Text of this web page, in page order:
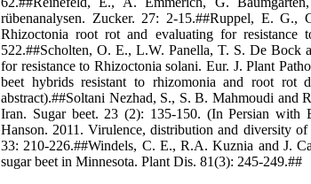
rübenanalysen. Zucker. 27: 2-15.##Ruppel, E.
Rhizoctonia root rot and evaluating for
522.##Scholten, O. E., L.W. Panella, T. S. De Bock
for resistance to Rhizoctonia solani. Eur. J. Plant
beet hybrids resistant to rhizomonia and root rot
abstract).##Soltani Nezhad, S., S. B. Mahmoudi and
Iran. Sugar beet. 23 (2): 135-150. (In Persian
Hanson. 2011. Virulence, distribution and diversity
33: 210-226.##Windels, C. E., R.A. Kuznia and J.
sugar beet in Minnesota. Plant Dis. 81(3): 245-249.##